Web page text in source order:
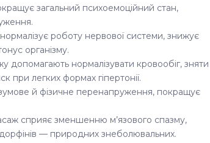
загальний психоемоційний стан,
роботу нервової системи, знижує
організму.
допомагають нормалізувати кровообіг, зняти
при легких формах гіпертонії.
й фізичне перенапруження, покращує
сприяє зменшенню м’язового спазму,
— природних знеболювальних.